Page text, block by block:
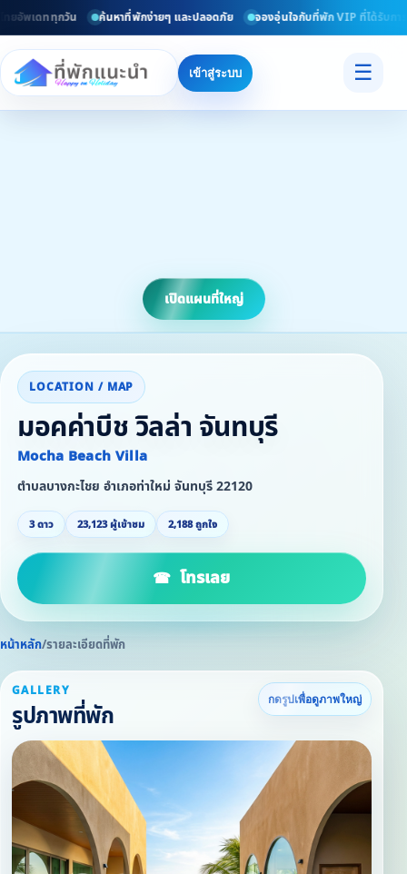
อัพเดททุกวัน ค้นหาที่พักง่ายๆ และปลอดภัย จองอุ่นใจกับที่พัก VIP ที่ได้รับการ
เข้าสู่ระบบ ☰
เปิดแผนที่ใหญ่
LOCATION / MAP
มอคค่าบีช วิลล่า จันทบุรี
Mocha Beach Villa
ตำบลบางกะไชย อำเภอท่าใหม่ จันทบุรี 22120
3 ดาว 23,123 ผู้เข้าชม 2,188 ถูกใจ
โทรเลย
หน้าหลัก/รายละเอียดที่พัก
GALLERY
รูปภาพที่พัก
กดรูปเพื่อดูภาพใหญ่